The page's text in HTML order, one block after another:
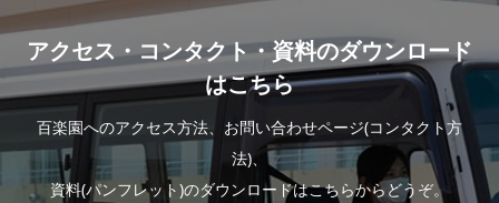
アクセス・コンタクト・資料のダウンロード
はこちら
百楽園へのアクセス方法、お問い合わせページ(コンタクト方
法)、
資料(パンフレット)のダウンロードはこちらからどうぞ。